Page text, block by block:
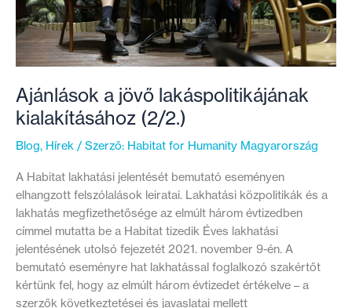
Ajánlások a jövő lakáspolitikájának
kialakításához (2/2.)
Blog, Hírek / Szerző: Habitat for Humanity Magyarország
A Habitat lakhatási jelentését bemutató eseményen
elhangzott felszólalások leiratai. Lakhatási közpolitikák és a
lakhatás megfizethetősége az elmúlt három évtizedben
címmel mutatta be a Habitat tizedik Éves lakhatási
jelentésének utolsó fejezetét 2021. november 9-én. A
bemutató eseményre hat lakhatással foglalkozó szakértőt
kértünk fel, hogy az elmúlt három évtizedet értékelve – a
szerzők következtetései és javaslatai mellett